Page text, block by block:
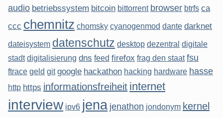
audio betriebssystem bitcoin bittorrent browser btrfs ca
ccc chemnitz chomsky cyanogenmod dante darknet
dateisystem datenschutz desktop dezentral digitale
stadt digitalisierung dns feed firefox frag den staat fsu
ftrace geld git google hackathon hacking hardware hasse
http https informationsfreiheit internet
interview ipv6 jena jenathon jondonym kernel